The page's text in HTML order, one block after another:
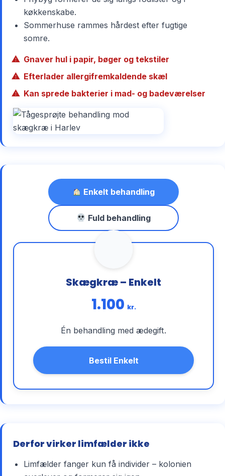
køkkenskabe.
Sommerhuse rammes hårdest efter fugtige
somre.
Gnaver hul i papir, bøger og tekstiler
Efterlader allergifremkaldende skæl
Kan sprede bakterier i mad- og badeværelser
Enkelt behandling
Fuld behandling
Skægkræ – Enkelt
1.100 kr.
Én behandling med ædegift.
Bestil Enkelt
Derfor virker limfælder ikke
Limfælder fanger kun få individer – kolonien